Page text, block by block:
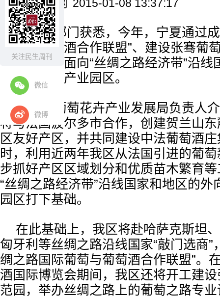
关注民生周刊
微信
微博
来源：新农网 2015-01-08 13:37:17
从相关部门获悉，今年，宁夏通过
葡萄与葡萄酒合作联盟”、建设张骞葡
等，将打造面向“丝绸之路经济带”沿
型葡萄文化产业园区。
自治区葡萄花卉产业发展局负责人
将与法国波尔多市合作，创建贺兰山
区友好产区，并共同建设中法葡萄酒
时，利用近两年我区从法国引进的葡
步抓好产区区域划分和优质苗木繁育
“丝绸之路经济带”沿线国家和地区的外
园区打下基础。
在此基础上，我区将赴哈萨克斯坦
匈牙利等丝绸之路沿线国家“敲门选商”
绸之路国际葡萄与葡萄酒合作联盟”。
酒国际博览会期间，我区还将开工建
范园，举办丝绸之路上的葡萄之路专